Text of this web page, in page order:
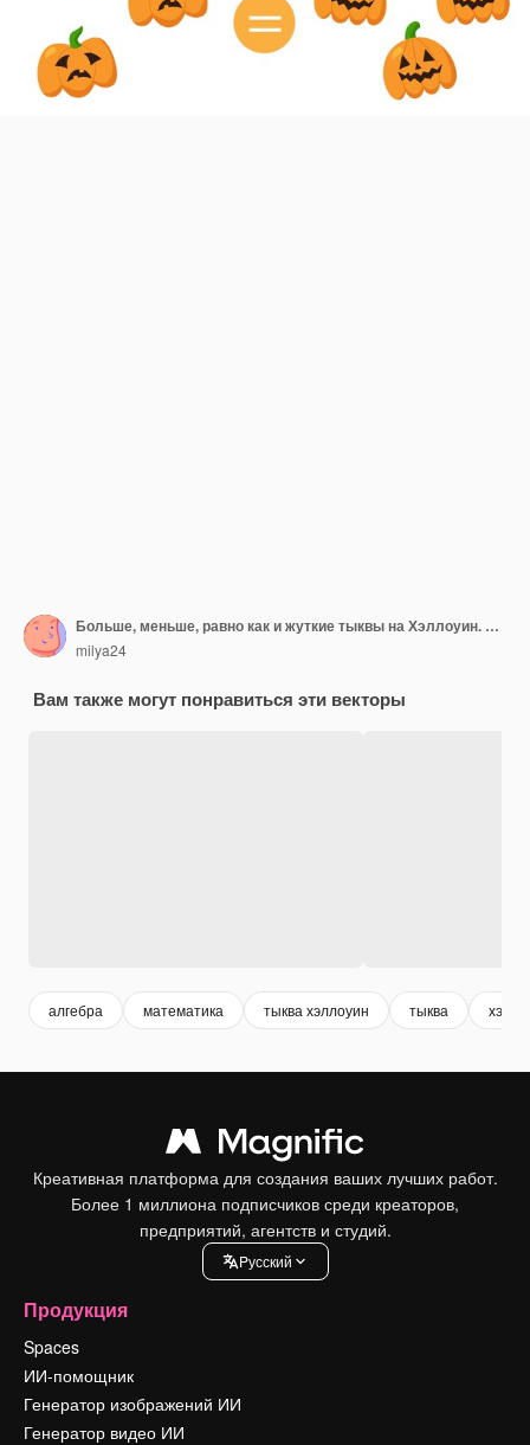
Больше, меньше, равно как и жуткие тыквы на Хэллоуин. Развивающая математическая игра для детей.
milya24
Вам также могут понравиться эти векторы
алгебра математика тыква хэллоуин тыква
Креативная платформа для создания ваших лучших работ.
Более 1 миллиона подписчиков среди креаторов,
предприятий, агентств и студий.
Pусский
Продукция
Spaces
ИИ-помощник
Генератор изображений ИИ
Генератор видео ИИ